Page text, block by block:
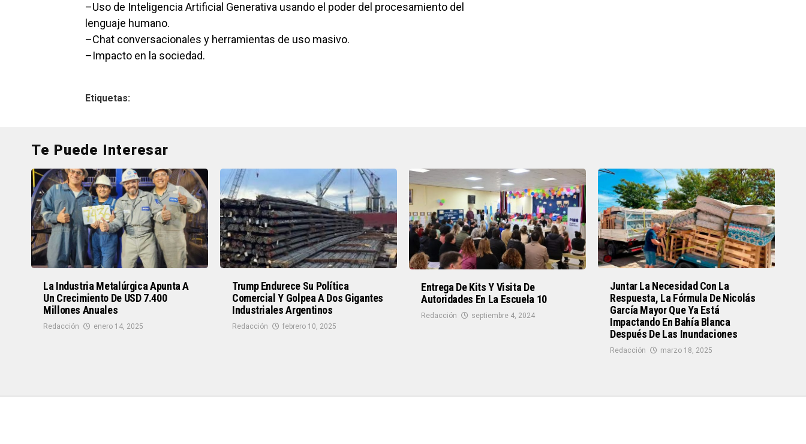
–Uso de Inteligencia Artificial Generativa usando el poder del procesamiento del
lenguaje humano.
–Chat conversacionales y herramientas de uso masivo.
–Impacto en la sociedad.
Etiquetas:
Te Puede Interesar
La Industria Metalúrgica Apunta A
Un Crecimiento De USD 7.400
Millones Anuales
Redacción enero 14, 2025
Trump Endurece Su Política
Comercial Y Golpea A Dos Gigantes
Industriales Argentinos
Redacción febrero 10, 2025
Entrega De Kits Y Visita De
Autoridades En La Escuela 10
Redacción septiembre 4, 2024
Juntar La Necesidad Con La
Respuesta, La Fórmula De Nicolás
García Mayor Que Ya Está
Impactando En Bahía Blanca
Después De Las Inundaciones
Redacción marzo 18, 2025